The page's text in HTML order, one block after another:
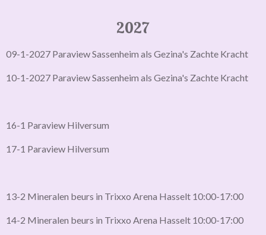
2027
09-1-2027 Paraview Sassenheim als Gezina's Zachte Kracht
10-1-2027 Paraview Sassenheim als Gezina's Zachte Kracht
16-1 Paraview Hilversum
17-1 Paraview Hilversum
13-2 Mineralen beurs in Trixxo Arena Hasselt 10:00-17:00
14-2 Mineralen beurs in Trixxo Arena Hasselt 10:00-17:00